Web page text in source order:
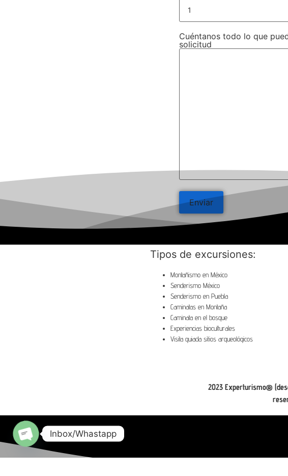
Cuéntanos todo lo que
solicitud
Tipos de excursiones:
Montañismo en México
Senderismo México
Senderismo en Puebla
Caminatas en Montaña
Caminata en el bosque
Experiencias bioculturales
Visita guiada sitios arqueológicos
2023 Experturismo®
Inbox/Whastapp
Open chaty